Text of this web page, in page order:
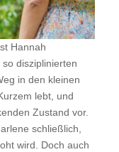
Hannah
disziplinierten
in den kleinen
lebt, und
Zustand vor.
schließlich,
wird. Doch auch